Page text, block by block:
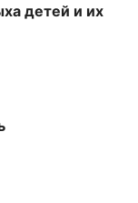
детей и их